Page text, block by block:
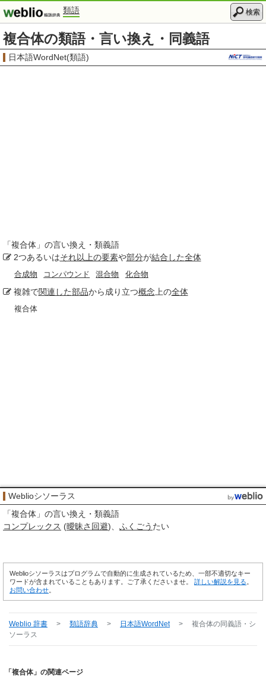
類語 検索
複合体の類語・言い換え・同義語
日本語WordNet(類語)
「複合体 」の言い換え・類義語
2つあるいはそれ以上の要素や部分が結合した全体
合成物 コンパウンド 混合物 化合物
複雑で関連した部品から成り立つ概念 上の全体
複合体
Weblioシソーラス
「複合体 」の言い換え・類義語
コンプレックス (曖昧さ 回避) ふくごう たい
Weblioシソーラスはプログラムで自動的に生成されているため、一部不適切なキー
ワードが含まれていることもあります。ご了承くださいませ。 詳しい解説を見る
お問い合わせ
Weblio 辞書 > 類語辞典 > 日本語WordNet > 複合体の同義語・シ
ソーラス
「複合体」の関連ページ